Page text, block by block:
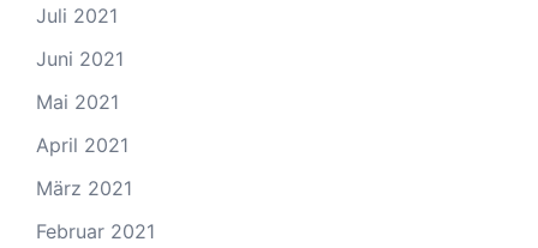
Juli 2021
Juni 2021
Mai 2021
April 2021
März 2021
Februar 2021